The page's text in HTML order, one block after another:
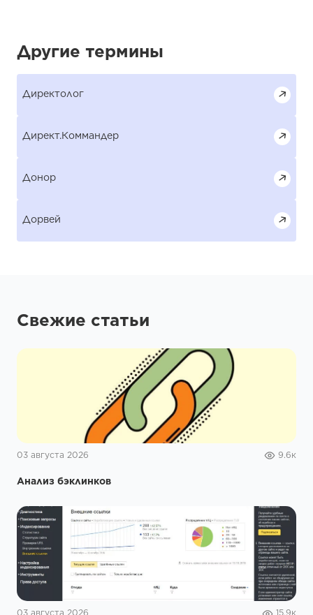
Другие термины
Директолог
Директ.Коммандер
Донор
Дорвей
Свежие статьи
03 августа 2026 9.6к
Анализ бэклинков
03 августа 2026 15.9к